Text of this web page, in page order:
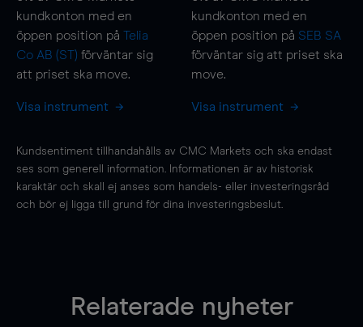
kundkonton med en
öppen position på Telia
Co AB (ST) förväntar sig
att priset ska move.
Visa instrument
kundkonton med en
öppen position på SEB SA
förväntar sig att priset ska
move.
Visa instrument
Kundsentiment tillhandahålls av CMC Markets och ska endast
ses som generell information. Informationen är av historisk
karaktär och skall ej anses som handels- eller investeringsråd
och bör ej ligga till grund för dina investeringsbeslut.
Relaterade nyheter